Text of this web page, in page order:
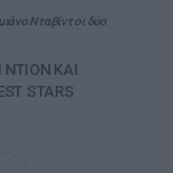
Νταβίντ οι δύο
ΝΤΙΟΝ ΚΑΙ
STARS